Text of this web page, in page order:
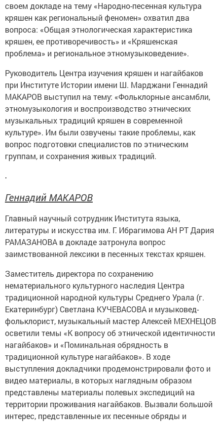
своем докладе на тему «Народно-песенная культура
кряшен как региональный феномен» охватил два
вопроса: «Общая этнологическая характеристика
кряшен, ее противоречивость» и «Кряшенская
проблема» и региональное этномузыковедение».
Руководитель Центра изучения кряшен и нагайбаков
при Институте Истории имени Ш. Марджани Геннадий
МАКАРОВ выступил на тему: «Фольклорные ансамбли,
этномузыкология и воспроизводство этнических
музыкальных традиций кряшен в современной
культуре». Им были озвучены такие проблемы, как
вопрос подготовки специалистов по этническим
группам, и сохранения живых традиций.
Геннадий МАКАРОВ
Главный научный сотрудник Института языка,
литературы и искусства им. Г. Ибрагимова АН РТ Дария
РАМАЗАНОВА в докладе затронула вопрос
заимствованной лексики в песенных текстах кряшен.
Заместитель директора по сохранению
нематериального культурного наследия Центра
традиционной народной культуры Среднего Урала (г.
Екатеринбург) Светлана КУЧЕВАСОВА и музыковед-
фольклорист, музыкальный мастер Алексей МЕХНЕЦОВ
осветили темы «К вопросу об этнической идентичности
нагайбаков» и «Поминальная обрядность в
традиционной культуре нагайбаков». В ходе
выступления докладчики продемонстрировали фото и
видео материалы, в которых наглядным образом
представлены материалы полевых экспедиций на
территории проживания нагайбаков. Вызвали большой
интерес, представленные их песенные обряды и